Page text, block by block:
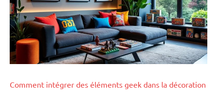
Comment intégrer des éléments geek dans la décoration